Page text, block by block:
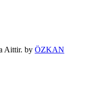
Aittir. by ÖZKAN